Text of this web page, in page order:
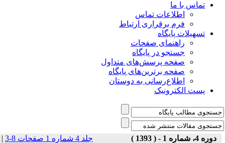
تماس با ما
اطلاعات تماس
فرم برقراری ارتباط
تسهیلات پایگاه
راهنمای صفحات
جستجو در پایگاه
صفحه پرسش‌های متداول
صفحه برترین‌های پایگاه
اطلاع‌رسانی به دوستان
پست الکترونیک
دوره 4، شماره 1 - ( 1393 ) جلد 4 شماره 1 صفحات 8-3
|